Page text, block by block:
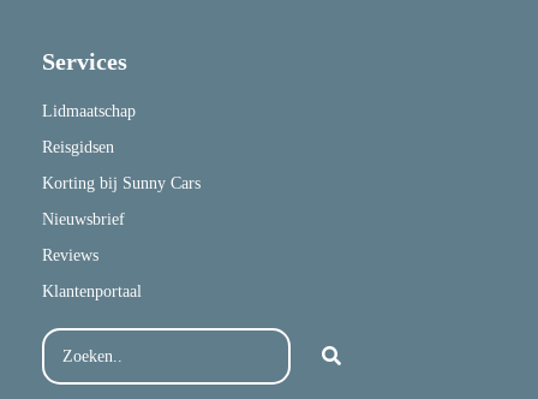
Services
Lidmaatschap
Reisgidsen
Korting bij Sunny Cars
Nieuwsbrief
Reviews
Klantenportaal